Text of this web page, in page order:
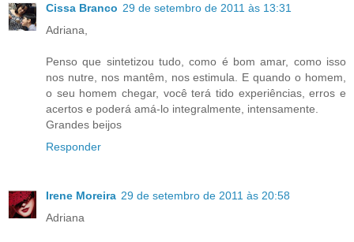
Cissa Branco 29 de setembro de 2011 às 13:31
Adriana,
Penso que sintetizou tudo, como é bom amar, como isso
nos nutre, nos mantêm, nos estimula. E quando o homem,
o seu homem chegar, você terá tido experiências, erros e
acertos e poderá amá-lo integralmente, intensamente.
Grandes beijos
Responder
Irene Moreira 29 de setembro de 2011 às 20:58
Adriana